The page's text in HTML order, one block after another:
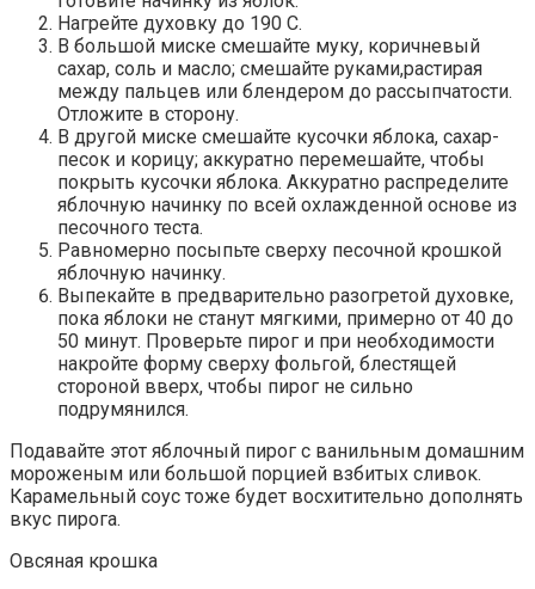
Нагрейте духовку до 190 C.
В большой миске смешайте муку, коричневый
сахар, соль и масло; смешайте руками,растирая
между пальцев или блендером до рассыпчатости.
Отложите в сторону.
В другой миске смешайте кусочки яблока, сахар-
песок и корицу; аккуратно перемешайте, чтобы
покрыть кусочки яблока. Аккуратно распределите
яблочную начинку по всей охлажденной основе из
песочного теста.
Равномерно посыпьте сверху песочной крошкой
яблочную начинку.
Выпекайте в предварительно разогретой духовке,
пока яблоки не станут мягкими, примерно от 40 до
50 минут. Проверьте пирог и при необходимости
накройте форму сверху фольгой, блестящей
стороной вверх, чтобы пирог не сильно
подрумянился.
Подавайте этот яблочный пирог с ванильным домашним
мороженым или большой порцией взбитых сливок.
Карамельный соус тоже будет восхитительно дополнять
вкус пирога.
Овсяная крошка